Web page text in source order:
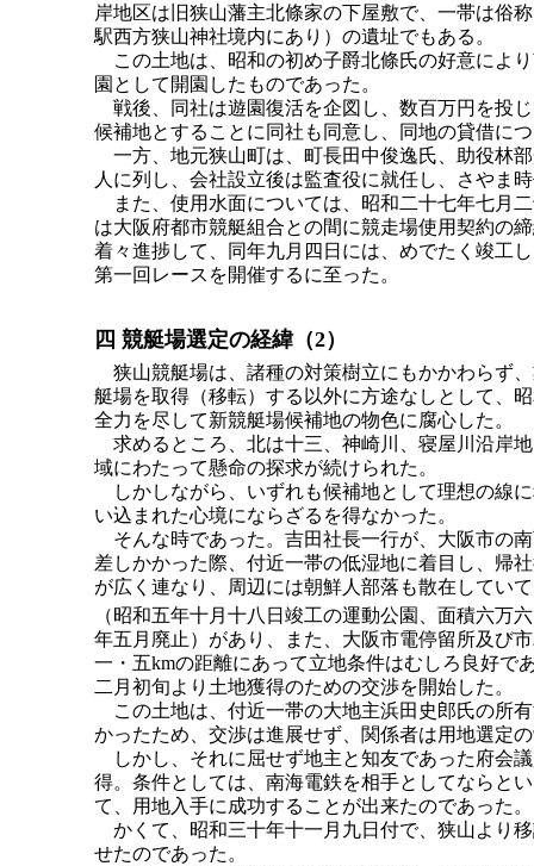
岸地区は旧狭山藩主北條家の下屋敷で、一帯は俗
駅西方狭山神社境内にあり）の遺址でもある。
この土地は、昭和の初め子爵北條氏の好意によ
園として開園したものであった。
戦後、同社は遊園復活を企図し、数百万円を投
候補地とすることに同社も同意し、同地の貸借に
一方、地元狭山町は、町長田中俊逸氏、助役林
人に列し、会社設立後は監査役に就任し、さやま
また、使用水面については、昭和二十七年七月
は大阪府都市競艇組合との間に競走場使用契約の
着々進捗して、同年九月四日には、めでたく竣工
第一回レースを開催するに至った。
四 競艇場選定の経緯（2）
狭山競艇場は、諸種の対策樹立にもかかわらず
艇場を取得（移転）する以外に方途なしとして、
全力を尽して新競艇場候補地の物色に腐心した。
求めるところ、北は十三、神崎川、寝屋川沿岸
域にわたって懸命の探求が続けられた。
しかしながら、いずれも候補地として理想の線
い込まれた心境にならざるを得なかった。
そんな時であった。吉田社長一行が、大阪市の
差しかかった際、付近一帯の低湿地に着目し、帰
が広く連なり、周辺には朝鮮人部落も散在してい
（昭和五年十月十八日竣工の運動公園、面積六万
年五月廃止）があり、また、大阪市電停留所及び
一・五kmの距離にあって立地条件はむしろ良好で
二月初旬より土地獲得のための交渉を開始した。
この土地は、付近一帯の大地主浜田史郎氏の所
かったため、交渉は進展せず、関係者は用地選定
しかし、それに屈せず地主と知友であった府会
得。条件としては、南海電鉄を相手としてならと
て、用地入手に成功することが出来たのであった。
かくて、昭和三十年十一月九日付で、狭山より
せたのであった。